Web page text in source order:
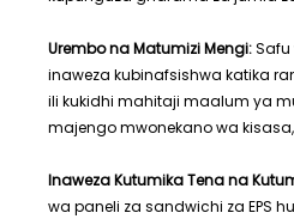
Urembo na Matumizi Mengi:Safu
inaweza kubinafsishwa katika
ili kukidhi mahitaji maalum ya
majengo mwonekano wa
Inaweza Kutumika Tena na
wa paneli za sandwichi za EPS